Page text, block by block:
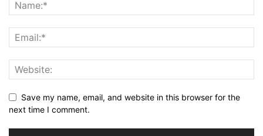
Save my name, email, and website in this browser for the
next time I comment.